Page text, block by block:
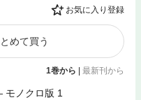
お気に入り登録
めて買う
1巻から 最新刊から
ノクロ版 1